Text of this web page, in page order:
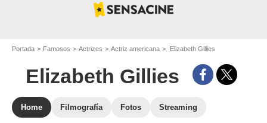
Portada Famosos Actrizes Actriz americana Elizabeth Gillies
Elizabeth Gillies
Home Filmografía Fotos Streaming